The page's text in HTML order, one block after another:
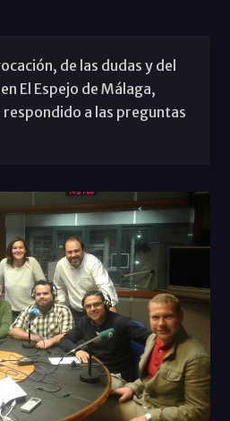
de las dudas y del
El Espejo de Málaga,
a las preguntas